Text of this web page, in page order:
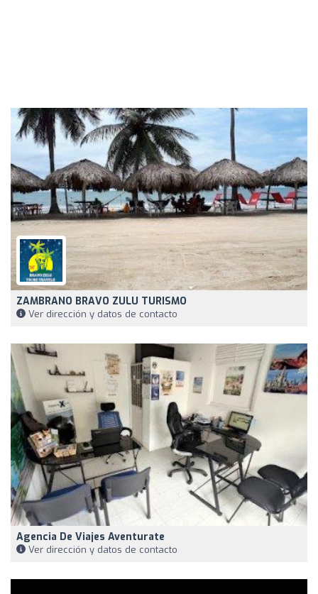
ZAMBRANO BRAVO ZULU TURISMO
Ver dirección y datos de contacto
Agencia De Viajes Aventurate
Ver dirección y datos de contacto